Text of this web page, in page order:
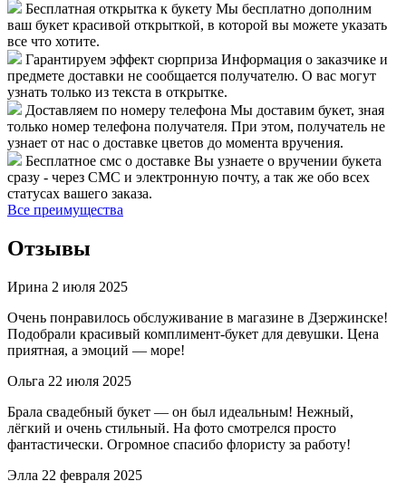
Бесплатная открытка к букету Мы бесплатно дополним
ваш букет красивой открыткой, в которой вы можете указать
все что хотите.
Гарантируем эффект сюрприза Информация о заказчике и
предмете доставки не сообщается получателю. О вас могут
узнать только из текста в открытке.
Доставляем по номеру телефона Мы доставим букет, зная
только номер телефона получателя. При этом, получатель не
узнает от нас о доставке цветов до момента вручения.
Бесплатное смс о доставке Вы узнаете о вручении букета
сразу - через СМС и электронную почту, а так же обо всех
статусах вашего заказа.
Все преимущества
Отзывы
Ирина 2 июля 2025
Очень понравилось обслуживание в магазине в Дзержинске!
Подобрали красивый комплимент-букет для девушки. Цена
приятная, а эмоций — море!
Ольга 22 июля 2025
Брала свадебный букет — он был идеальным! Нежный,
лёгкий и очень стильный. На фото смотрелся просто
фантастически. Огромное спасибо флористу за работу!
Элла 22 февраля 2025